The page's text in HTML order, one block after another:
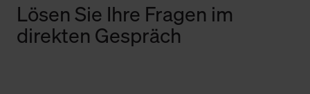
Lösen Sie Ihre Fragen im
direkten Gespräch